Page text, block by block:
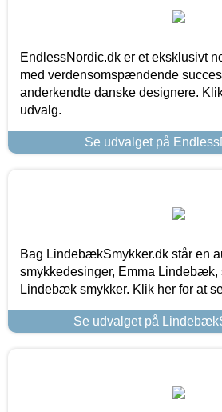
EndlessNordic.dk er et eksklusivt
med verdensomspændende
anderkendte danske designere.
udvalg.
Se udvalget på
Bag LindebækSmykker.dk står en
smykkedesinger, Emma Lindebæk,
Lindebæk smykker. Klik her for at
Se udvalget på